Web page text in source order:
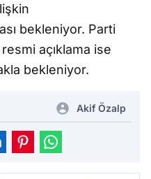
bekleniyor. Parti
açıklama ise
bekleniyor.
Akif Özalp